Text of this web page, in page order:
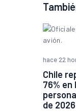
hace 22
Chile
76% en
de 2026